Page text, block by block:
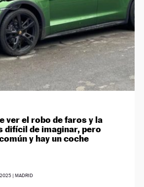
ver el robo de faros y la
difícil de imaginar, pero
y hay un coche
| MADRID